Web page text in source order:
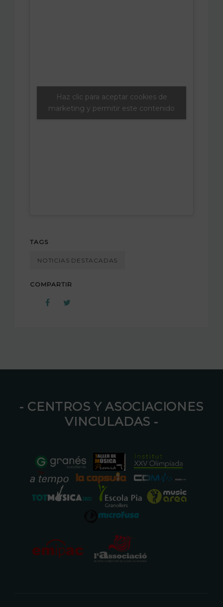
Haz clic para aceptar cookies de
marketing y permitir este contenido
TAGS
NOTICIAS DESTACADAS
COMPARTIR
⁃ CENTROS Y ASOCIACIONES
VINCULADAS ⁃